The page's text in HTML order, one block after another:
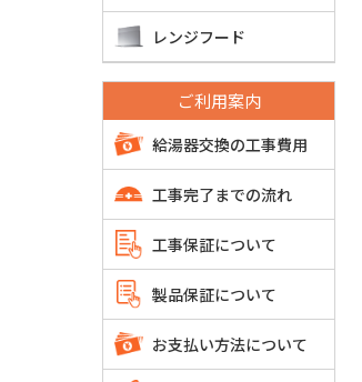
レンジフード
ご利用案内
給湯器交換の工事費用
工事完了までの流れ
工事保証について
製品保証について
お支払い方法について